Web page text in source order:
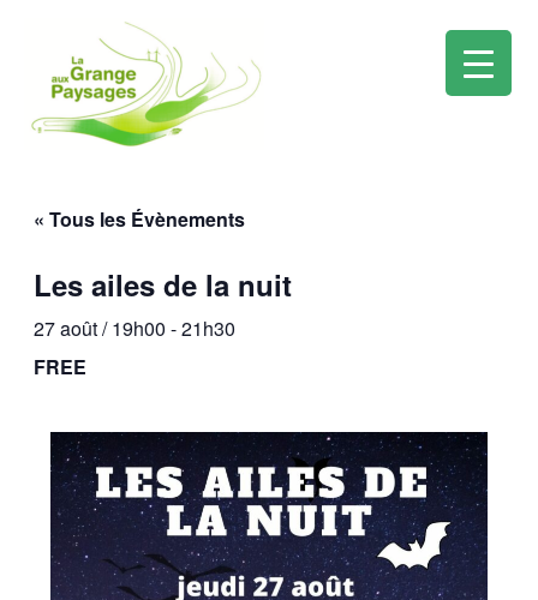
contenu« Tous les Évènements
Les ailes de la nuit
27 août / 19h00 -21h30
FREE